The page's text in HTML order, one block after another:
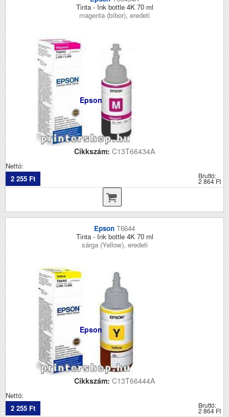
Tinta - Ink bottle 4K 70 ml
magenta (bíbor), eredeti
Epson
Cikkszám: C13T66434A
Nettó:
2 255 Ft
Bruttó:
2 864 Ft
Epson T6644
Tinta - Ink bottle 4K 70 ml
sárga (Yellow), eredeti
Epson
Cikkszám: C13T66444A
Nettó:
2 255 Ft
Bruttó:
2 864 Ft